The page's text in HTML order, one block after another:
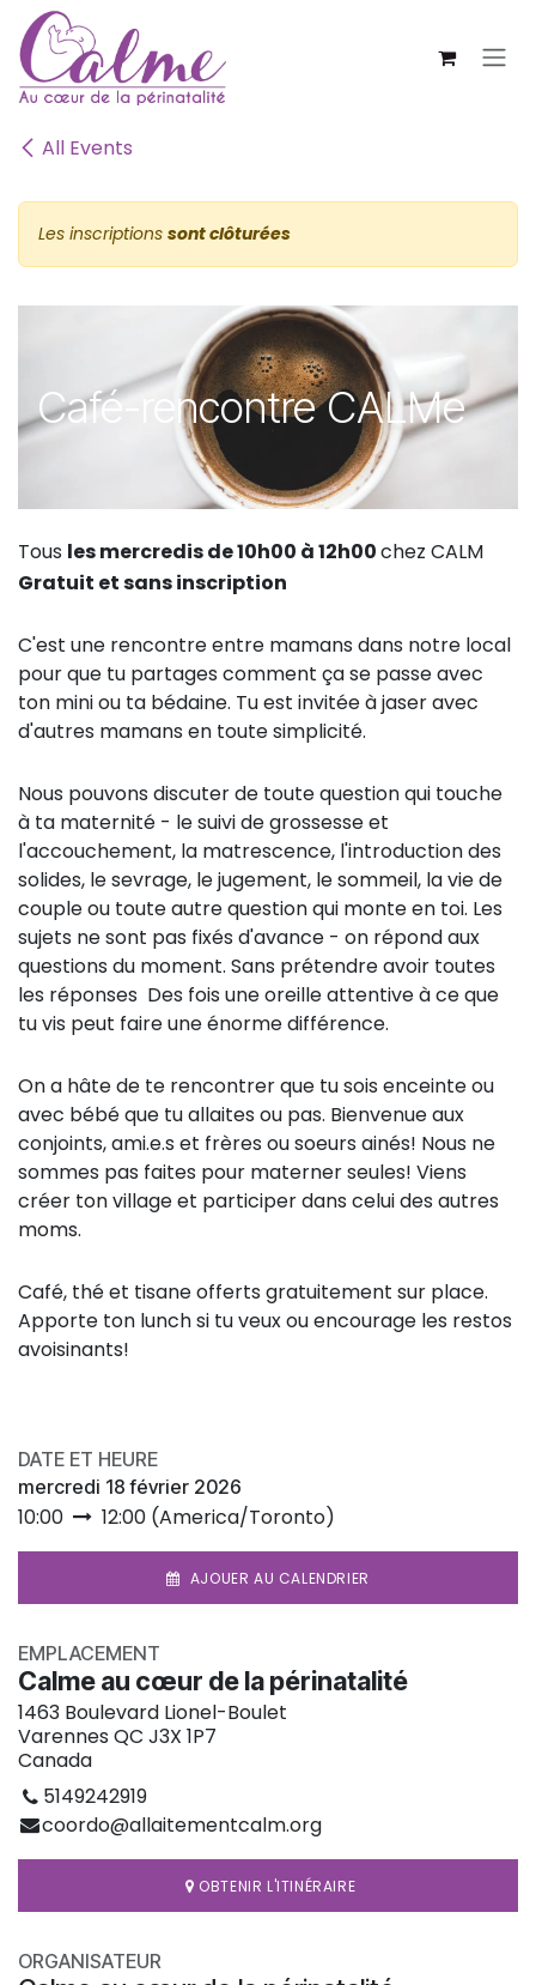
SE RENDRE AU CONTENU
All Events
Les inscriptions sont clôturées
Café-rencontre CALMe
Tous les mercredis de 10h00 à 12h00chez CALM
Gratuit et sans inscription
C'est une rencontre entre mamans dans notre local
pour que tu partages comment ça se passe avec
ton mini ou ta bédaine. Tu est invitée à jaser avec
d'autres mamans en toute simplicité.
Nous pouvons discuter de toute question qui touche
à ta maternité - le suivi de grossesse et
l'accouchement, la matrescence, l'introduction des
solides, le sevrage, le jugement, le sommeil, la vie de
couple ou toute autre question qui monte en toi. Les
sujets ne sont pas fixés d'avance - on répond aux
questions du moment. Sans prétendre avoir toutes
les réponses Des fois une oreille attentive à ce que
tu vis peut faire une énorme différence.
On a hâte de te rencontrer que tu sois enceinte ou
avec bébé que tu allaites ou pas. Bienvenue aux
conjoints, ami.e.s et frères ou soeurs ainés! Nous ne
sommes pas faites pour materner seules! Viens
créer ton village et participer dans celui des autres
moms.
Café, thé et tisane offerts gratuitement sur place.
Apporte ton lunch si tu veux ou encourage les restos
avoisinants!
DATE ET HEURE
mercredi 18 février 2026
10:00 12:00 (America/Toronto)
AJOUER AU CALENDRIER
EMPLACEMENT
Calme au cœur de la périnatalité
1463 Boulevard Lionel-Boulet
Varennes QC J3X 1P7
Canada
5149242919
coordo@allaitementcalm.org
OBTENIR L'ITINÉRAIRE
ORGANISATEUR